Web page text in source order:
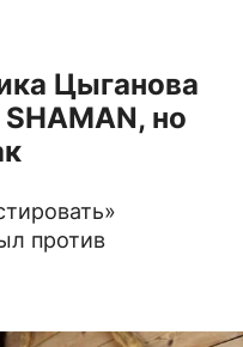
Цыганова
но
против